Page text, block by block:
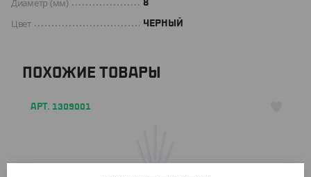
8
Цвет ЧЕРНЫЙ
ПОХОЖИЕ ТОВАРЫ
АРТ. 1309001